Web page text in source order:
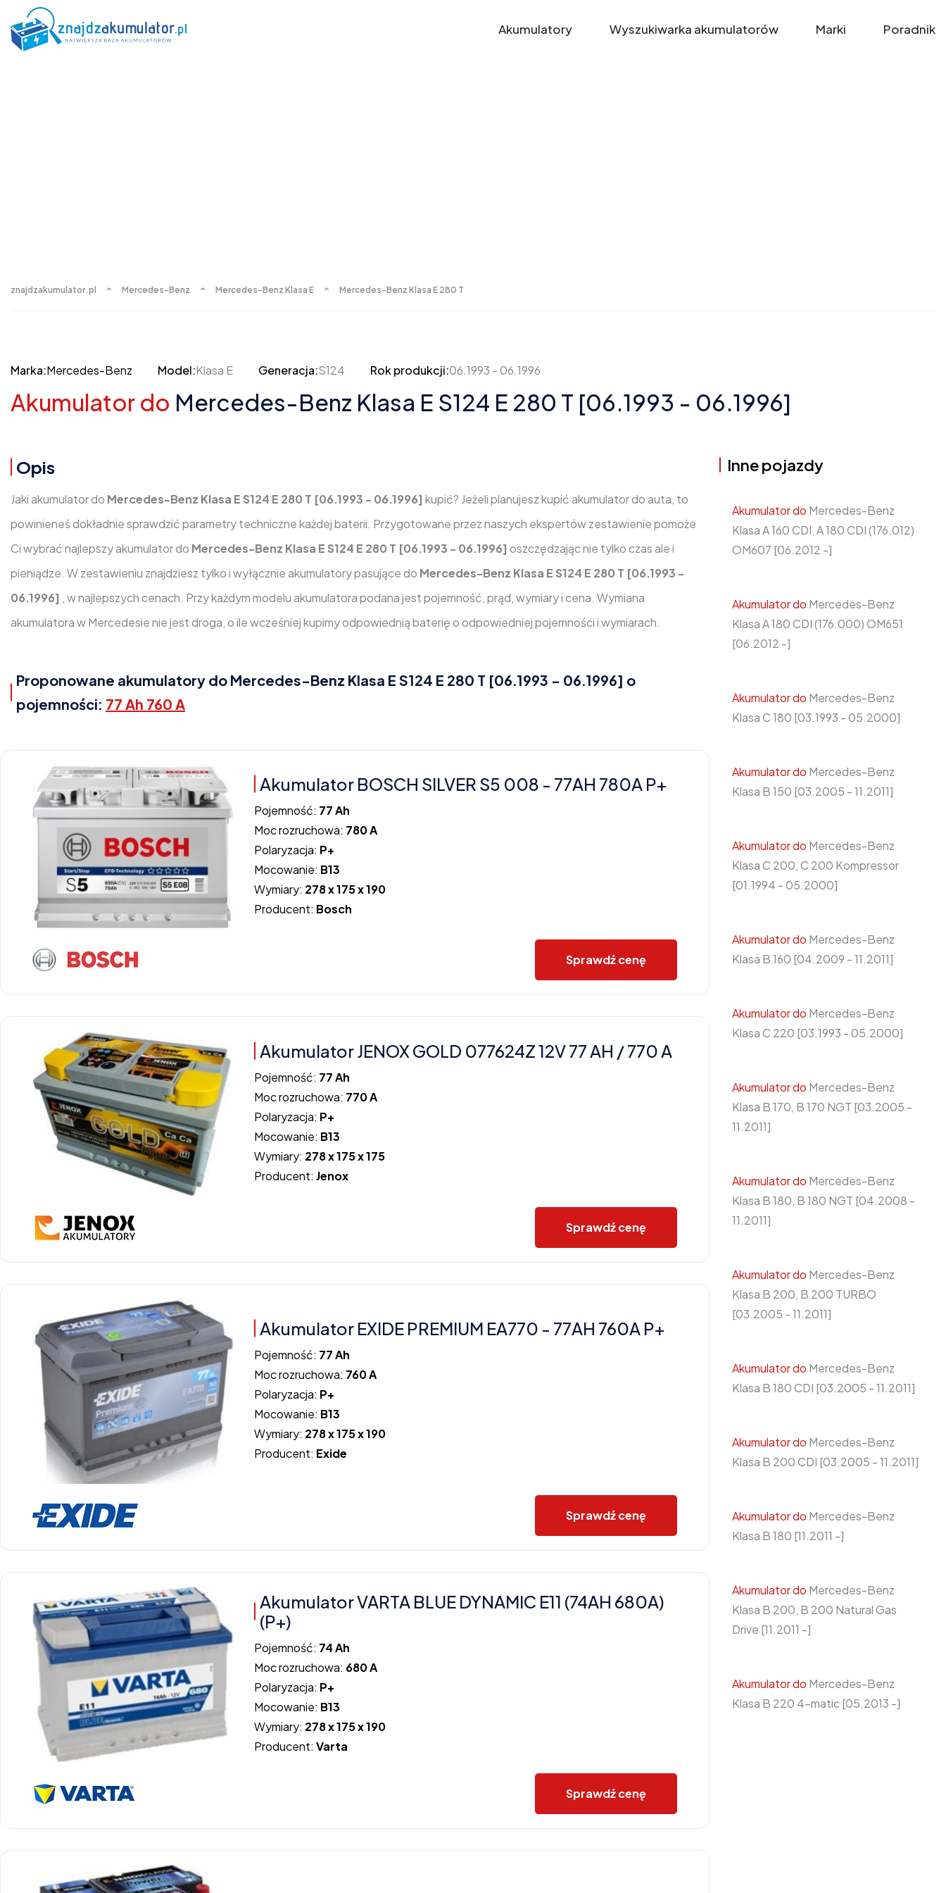
Akumulatory Wyszukiwarka akumulatorów Marki Poradnik
znajdzakumulator.pl Mercedes-Benz Mercedes-Benz Klasa E Mercedes-Benz Klasa E 280 T
Marka:Mercedes-Benz Model:Klasa E Generacja:S124 Rok produkcji:06.1993 - 06.1996
Akumulator do Mercedes-Benz Klasa E S124 E 280 T [06.1993 - 06.1996]
Opis
Jaki akumulator do Mercedes-Benz Klasa E S124 E 280 T [06.1993 - 06.1996] kupić? Jeżeli planujesz kupić akumulator do auta, to
powinieneś dokładnie sprawdzić parametry techniczne każdej baterii. Przygotowane przez naszych ekspertów zestawienie pomoże
Ci wybrać najlepszy akumulator do Mercedes-Benz Klasa E S124 E 280 T [06.1993 - 06.1996] oszczędzając nie tylko czas ale i
pieniądze. W zestawieniu znajdziesz tylko i wyłącznie akumulatory pasujące do Mercedes-Benz Klasa E S124 E 280 T [06.1993 -
06.1996] , w najlepszych cenach. Przy każdym modelu akumulatora podana jest pojemność, prąd, wymiary i cena. Wymiana
akumulatora w Mercedesie nie jest droga, o ile wcześniej kupimy odpowiednią baterię o odpowiedniej pojemności i wymiarach.
Proponowane akumulatory do Mercedes-Benz Klasa E S124 E 280 T [06.1993 - 06.1996] o
pojemności: 77 Ah 760 A
Akumulator BOSCH SILVER S5 008 - 77AH 780A P+
Pojemność: 77 Ah
Moc rozruchowa: 780 A
Polaryzacja: P+
Mocowanie: B13
Wymiary: 278 x 175 x 190
Producent: Bosch
Sprawdź cenę
Akumulator JENOX GOLD 077624Z 12V 77 AH / 770 A
Pojemność: 77 Ah
Moc rozruchowa: 770 A
Polaryzacja: P+
Mocowanie: B13
Wymiary: 278 x 175 x 175
Producent:Jenox
Sprawdź cenę
Akumulator EXIDE PREMIUM EA770 - 77AH 760A P+
Pojemność: 77 Ah
Moc rozruchowa: 760 A
Polaryzacja: P+
Mocowanie: B13
Wymiary: 278 x 175 x 190
Producent: Exide
Sprawdź cenę
Akumulator VARTA BLUE DYNAMIC E11 (74AH 680A)
(P+)
Pojemność: 74 Ah
Moc rozruchowa: 680 A
Polaryzacja: P+
Mocowanie: B13
Wymiary: 278 x 175 x 190
Producent:Varta
Sprawdź cenę
Inne pojazdy
Akumulator do Mercedes-Benz
Klasa A 160 CDI, A 180 CDI (176.012)
OM607 [06.2012 -]
Akumulator do Mercedes-Benz
Klasa A 180 CDI (176.000) OM651
[06.2012 -]
Akumulator do Mercedes-Benz
Klasa C 180 [03.1993 - 05.2000]
Akumulator do Mercedes-Benz
Klasa B 150 [03.2005 - 11.2011]
Akumulator do Mercedes-Benz
Klasa C 200, C 200 Kompressor
[01.1994 - 05.2000]
Akumulator do Mercedes-Benz
Klasa B 160 [04.2009 - 11.2011]
Akumulator do Mercedes-Benz
Klasa C 220 [03.1993 - 05.2000]
Akumulator do Mercedes-Benz
Klasa B 170, B 170 NGT [03.2005 -
11.2011]
Akumulator do Mercedes-Benz
Klasa B 180, B 180 NGT [04.2008 -
11.2011]
Akumulator do Mercedes-Benz
Klasa B 200, B 200 TURBO
[03.2005 - 11.2011]
Akumulator do Mercedes-Benz
Klasa B 180 CDI [03.2005 - 11.2011]
Akumulator do Mercedes-Benz
Klasa B 200 CDI [03.2005 - 11.2011]
Akumulator do Mercedes-Benz
Klasa B 180 [11.2011 -]
Akumulator do Mercedes-Benz
Klasa B 200, B 200 Natural Gas
Drive [11.2011 -]
Akumulator do Mercedes-Benz
Klasa B 220 4-matic [05.2013 -]